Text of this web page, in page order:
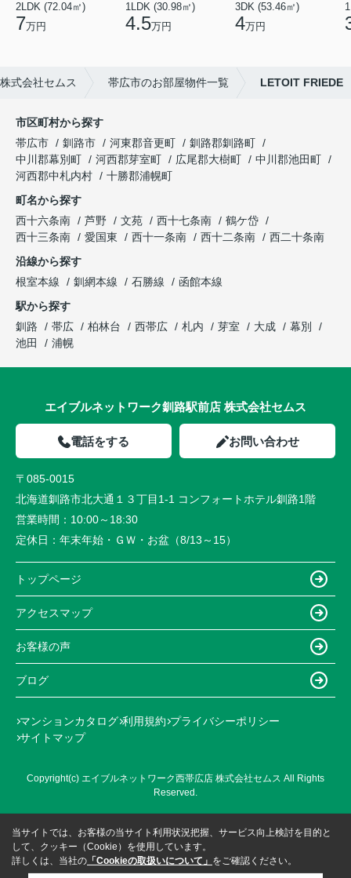
2LDK (72.04㎡)
7万円
1LDK (30.98㎡)
4.5万円
3DK (53.46㎡)
4万円
式会社セムス 帯広市のお部屋物件一覧 LETOIT FRIEDE
市区町村から探す
帯広市
釧路市 河東郡音更町
釧路郡釧路町
中川郡幕別町
河西郡芽室町 広尾郡大樹町
中川郡池田町
河西郡中札内村
十勝郡浦幌町
町名から探す
西十六条南
芦野 文苑 西十七条南
鶴ケ岱
西十三条南
愛国東 西十一条南 西十二条南
西二十条南
沿線から探す
根室本線
釧網本線 石勝線
函館本線
駅から探す
釧路
帯広 柏林台 西帯広 札内 芽室 大成
幕別
池田
浦幌
エイブルネットワーク釧路駅前店 株式会社セムス
電話をする お問い合わせ
〒085-0015
北海道釧路市北大通１３丁目1-1 コンフォートホテル釧路1階
営業時間： 10:00～18:30
定休日： 年末年始・ＧＷ・お盆（8/13～15）
トップページ
アクセスマップ
お客様の声
ブログ
マンションカタログ 利用規約 プライバシーポリシー
サイトマップ
Copyright(c) エイブルネットワーク西帯広店 株式会社セムス All Rights
Reserved.
当サイトでは、お客様の当サイト利用状況把握、サービス向上検討を目的と
して、クッキー（Cookie）を使用しています。
詳しくは、当社の 「Cookieの取扱いについて」 をご確認ください。